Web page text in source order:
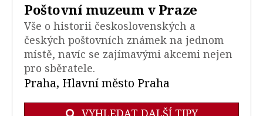
Poštovní muzeum v Praze
Vše o historii československých a
českých poštovních známek na jednom
místě, navíc se zajímavými akcemi nejen
pro sběratele.
Praha, Hlavní město Praha
VYHLEDAT DALŠÍ TIPY